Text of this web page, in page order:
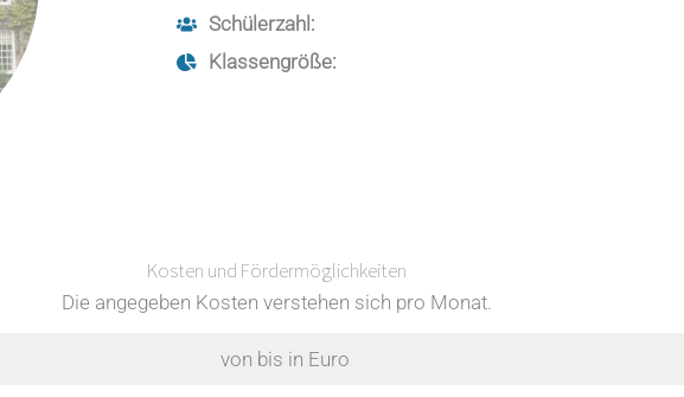
Schülerzahl:
Klassengröße:
Kosten und Fördermöglichkeiten
Die angegeben Kosten verstehen sich pro Monat.
von bis in Euro